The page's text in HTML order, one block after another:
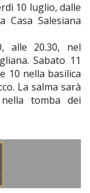
10 luglio, dalle
Salesiana
alle 20.30, nel
Sabato 11
10 nella basilica
La salma sarà
tomba dei